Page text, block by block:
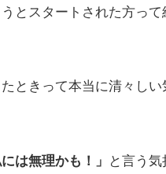
とスタートされた方っ
ときって本当に清々しい
は無理かも！」
と言う